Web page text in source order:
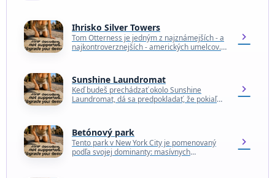
Ihrisko Silver Towers
Tom Otterness je jedným z najznámejších - a
najkontroverznejších - amerických umelcov.
chevron_right
Sunshine Laundromat
Keď budeš prechádzať okolo Sunshine
Laundromat, dá sa predpokladať, že pokiaľ
chevron_right
Betónový park
Tento park v New York City je pomenovaný
podľa svojej dominanty: masívnych
chevron_right